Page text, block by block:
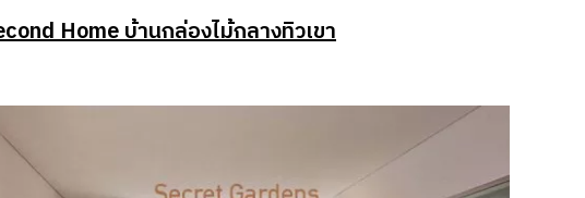
Home บ้านกล่องไม้กลางทิวเขา